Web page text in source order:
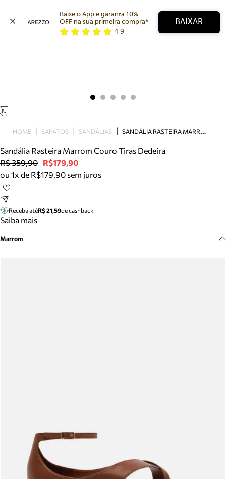
Bolsa
Tamanco
Tênis
Mule
Tire dúvidas sobre pedidos, devoluções e mais.
Baixe o App e garanta 10%
OFF na sua primeira compra*
4,9
BAIXAR
HOME SAPATOS SANDÁLIAS S
ANDÁLIA RASTEIRA MARROM COURO TIRAS DEDEIRA
Sandália Rasteira Marrom Couro Tiras Dedeira
R$ 359,90 R$179,90
ou 1x de R$179,90 sem juros
Receba atéR$ 21,59de cashback
Saiba mais
Marrom